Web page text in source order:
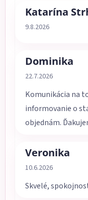
Katarína
Hodnotenie
9.8.2026
Dominika
Hodnotenie
22.7.2026
Komunikácia na
informovanie o
objednám.
Veronika
Hodnotenie
10.6.2026
Skvelé,